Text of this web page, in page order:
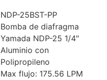
NDP-25BST-PP
Bomba de diafragma
Yamada NDP-25 1/4″
Aluminio con
Polipropileno
Max flujo: 175.56 LPM